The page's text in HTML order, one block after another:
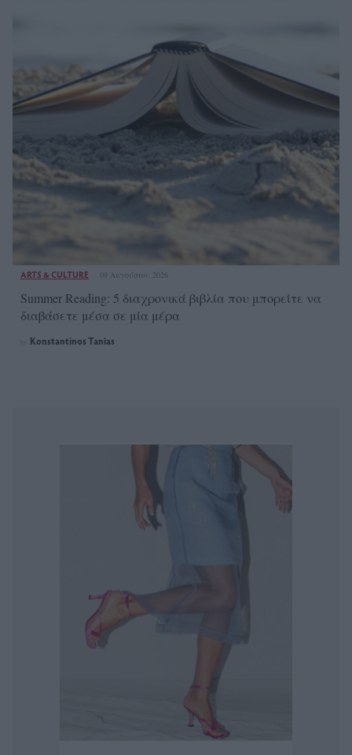
ARTS & CULTURE 09 Αυγούστου 2026
Summer Reading: 5 διαχρονικά βιβλία που μπορείτε να
διαβάσετε μέσα σε μία μέρα
Konstantinos Tanias